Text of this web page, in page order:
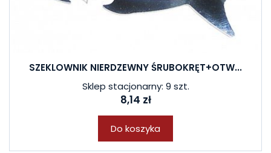
SZEKLOWNIK NIERDZEWNY ŚRUBOKRĘT+OTW...
Sklep stacjonarny: 9 szt.
8,14 zł
Do koszyka